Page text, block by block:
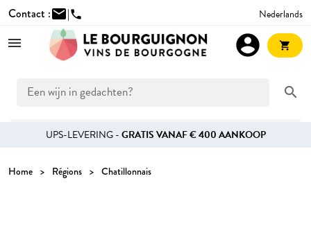
Contact :mail|phone Nederlands
search
account_circle shopping_cart
UPS-LEVERING -GRATIS VANAF € 400 AANKOOP
Home Régions Chatillonnais